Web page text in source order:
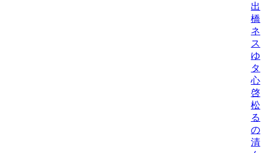
出
橋
ネ
ス
ゆ
タ
心/
啓
松
る
の
清